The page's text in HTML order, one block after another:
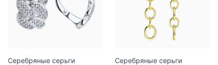
Серебряные серьги
Серебряные серьги